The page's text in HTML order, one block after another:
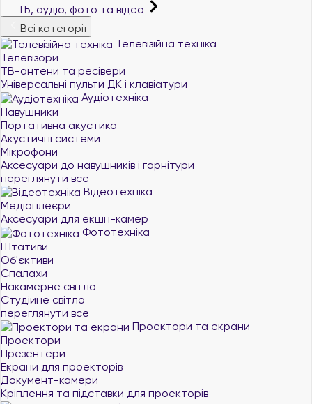
ТБ, аудіо, фото та відео
Всі категорії
Телевізійна техніка
Телевізори
ТВ-антени та ресівери
Універсальні пульти ДК і клавіатури
Аудіотехніка
Навушники
Портативна акустика
Акустичні системи
Мікрофони
Аксесуари до навушників і гарнітури
переглянути все
Відеотехніка
Медіаплеєри
Аксесуари для екшн-камер
Фототехніка
Штативи
Об'єктиви
Спалахи
Накамерне світло
Студійне світло
переглянути все
Проектори та екрани
Проектори
Презентери
Екрани для проекторів
Документ-камери
Кріплення та підставки для проекторів